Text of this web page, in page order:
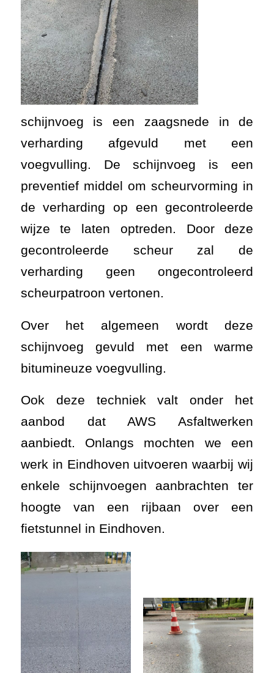
schijnvoeg is een zaagsnede in de
verharding afgevuld met een
voegvulling. De schijnvoeg is een
preventief middel om scheurvorming in
de verharding op een gecontroleerde
wijze te laten optreden. Door deze
gecontroleerde scheur zal de
verharding geen ongecontroleerd
scheurpatroon vertonen.
Over het algemeen wordt deze
schijnvoeg gevuld met een warme
bitumineuze voegvulling.
Ook deze techniek valt onder het
aanbod dat AWS Asfaltwerken
aanbiedt. Onlangs mochten we een
werk in Eindhoven uitvoeren waarbij wij
enkele schijnvoegen aanbrachten ter
hoogte van een rijbaan over een
fietstunnel in Eindhoven.